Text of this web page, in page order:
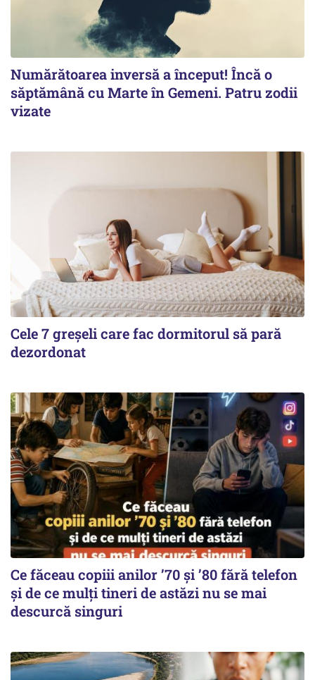
Numărătoarea inversă a început! Încă o
săptămână cu Marte în Gemeni. Patru zodii
vizate
Cele 7 greșeli care fac dormitorul să pară
dezordonat
Ce făceau copiii anilor ’70 și ’80 fără telefon
și de ce mulți tineri de astăzi nu se mai
descurcă singuri